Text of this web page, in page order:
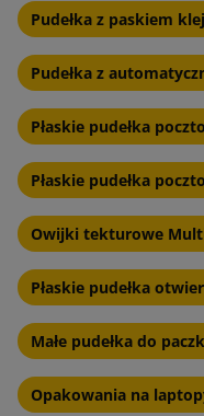
Pudełka z paskiem
Pudełka z
Płaskie pudełka
Płaskie pudełka
Owijki tekturowe
Płaskie pudełka
Małe pudełka do
Opakowania na